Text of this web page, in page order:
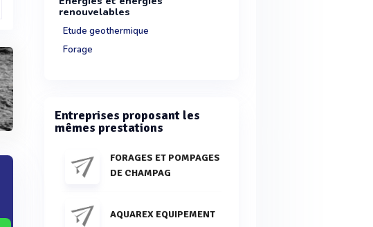
renouvelables
Etude geothermique
Forage
Entreprises proposant les
mêmes prestations
FORAGES ET POMPAGES
DE CHAMPAG
AQUAREX EQUIPEMENT